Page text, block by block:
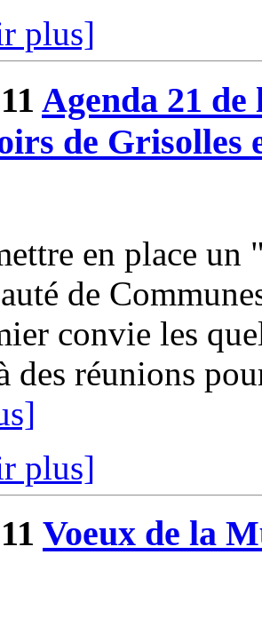
plus]
Agenda 21
de
en place un
de
convie les
des réunions
plus]
Voeux de la